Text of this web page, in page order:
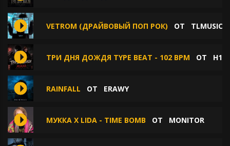
VETROM (ДРАЙВОВЫЙ ПОП РОК) ОТ TLMUSIC
ТРИ ДНЯ ДОЖДЯ TYPE BEAT - 102 BPM ОТ
RAINFALL ОТ ERAWY
МУККА Х LIDA - TIME BOMB ОТ MONITOR